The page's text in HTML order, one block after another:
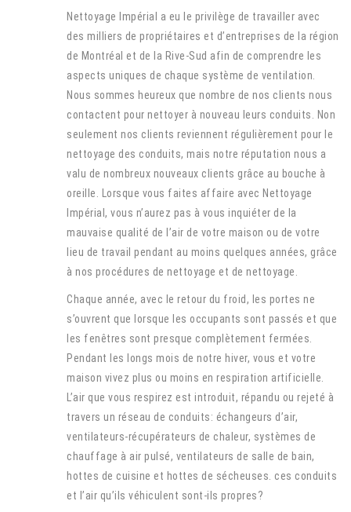
Nettoyage Impérial a eu le privilège de travailler avec
des milliers de propriétaires et d’entreprises de la région
de Montréal et de la Rive-Sud afin de comprendre les
aspects uniques de chaque système de ventilation.
Nous sommes heureux que nombre de nos clients nous
contactent pour nettoyer à nouveau leurs conduits. Non
seulement nos clients reviennent régulièrement pour le
nettoyage des conduits, mais notre réputation nous a
valu de nombreux nouveaux clients grâce au bouche à
oreille. Lorsque vous faites affaire avec Nettoyage
Impérial, vous n’aurez pas à vous inquiéter de la
mauvaise qualité de l’air de votre maison ou de votre
lieu de travail pendant au moins quelques années, grâce
à nos procédures de nettoyage et de nettoyage.
Chaque année, avec le retour du froid, les portes ne
s’ouvrent que lorsque les occupants sont passés et que
les fenêtres sont presque complètement fermées.
Pendant les longs mois de notre hiver, vous et votre
maison vivez plus ou moins en respiration artificielle.
L’air que vous respirez est introduit, répandu ou rejeté à
travers un réseau de conduits: échangeurs d’air,
ventilateurs-récupérateurs de chaleur, systèmes de
chauffage à air pulsé, ventilateurs de salle de bain,
hottes de cuisine et hottes de sécheuses. ces conduits
et l’air qu’ils véhiculent sont-ils propres?